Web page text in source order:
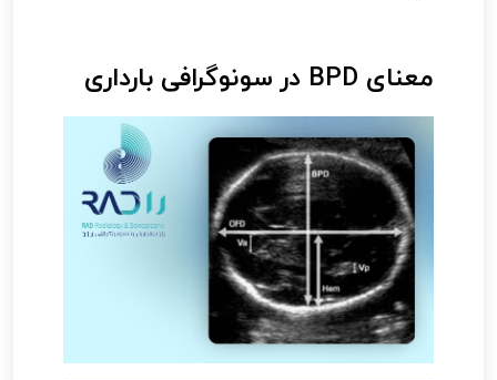
معنای BPD در سونوگرافی بارداری